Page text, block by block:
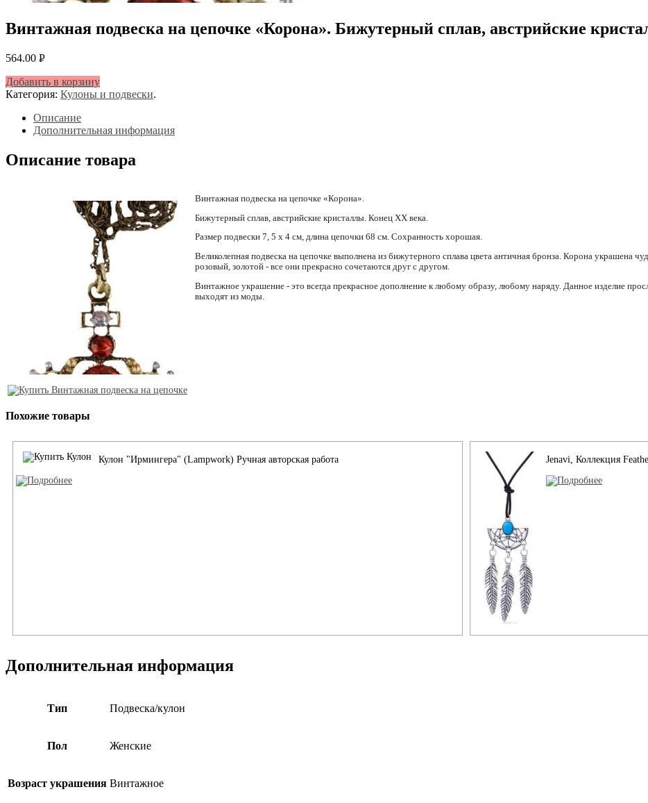
Винтажная подвеска на цепочке «Корона». Бижутерный сплав, австрийские
564.00 Р
Добавить в корзину
Категория: Кулоны и подвески.
Описание
Дополнительная информация
Описание товара
Винтажная подвеска на цепочке «Корона».
Бижутерный сплав, австрийские кристаллы. Конец XX века.
Размер подвески 7, 5 х 4 см, длина цепочки 68 см. Сохранность хорошая.
Великолепная подвеска на цепочке выполнена из бижутерного сплава цвета античная бронза. Корона украшена
розовый, золотой - все они прекрасно сочетаются друг с другом.
Винтажное украшение - это всегда прекрасное дополнение к любому образу, любому наряду. Данное изделие
выходят из моды.
Похожие товары
Кулон "Ирмингера" (Lampwork) Ручная авторская работа Jenavi, Коллекция
Дополнительная информация
Тип Подвеска/кулон
Пол Женские
Возраст украшения Винтажное